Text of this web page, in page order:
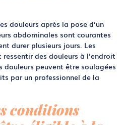
douleurs après la pose d’un
abdominales sont courantes
durer plusieurs jours. Les
des douleurs à l’endroit
douleurs peuvent être soulagées
par un professionnel de la
conditions